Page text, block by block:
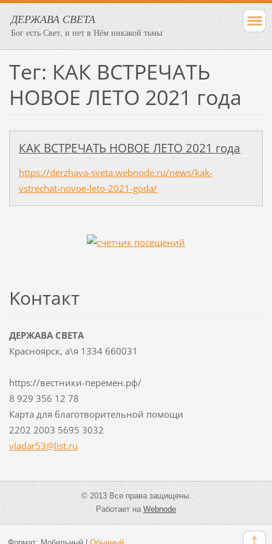
ДЕРЖАВА СВЕТА
Бог есть Свет, и нет в Нём никакой тьмы
Тег: КАК ВСТРЕЧАТЬ
НОВОЕ ЛЕТО 2021 года
КАК ВСТРЕЧАТЬ НОВОЕ ЛЕТО 2021 года
https://derzhava-sveta.webnode.ru/news/kak-
vstrechat-novoe-leto-2021-goda/
Koнтакт
ДЕРЖАВА СВЕТА
Красноярск, а\я 1334 660031
https://вестники-перемен.рф/
8 929 356 12 78
Карта для благотворительной помощи
2202 2003 5695 3032
vladar53@list.ru
© 2013 Все права защищены.
Работает наWebnode